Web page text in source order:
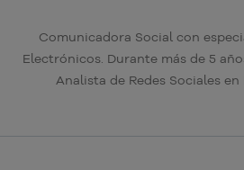
Comunicadora Social con
Electrónicos. Durante más de 5
Analista de Redes Sociales